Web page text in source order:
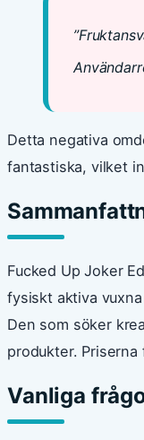
Detta negativa
fantastiska, vilket
Fucked Up Joker
fysiskt aktiva
Den som söker
produkter.
Vanliga